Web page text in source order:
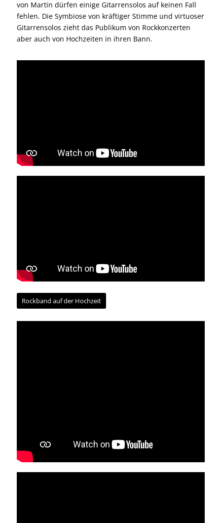
von Martin dürfen einige Gitarrensolos auf keinen Fall
fehlen. Die Symbiose von kräftiger Stimme und virtuoser
Gitarrensolos zieht das Publikum von Rockkonzerten
aber auch von Hochzeiten in ihren Bann.
Rockband auf der Hochzeit